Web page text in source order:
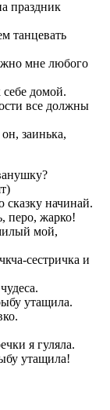
праздник
мне любого
домой.
все должны
заинька,
начинай.
перо, жарко!
мой,
сестричка и
утащила.
я гуляла.